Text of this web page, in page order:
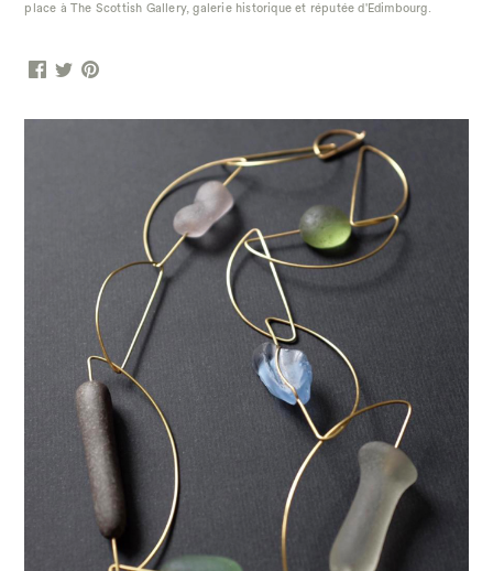
place à The Scottish Gallery, galerie historique et réputée d'Edimbourg.